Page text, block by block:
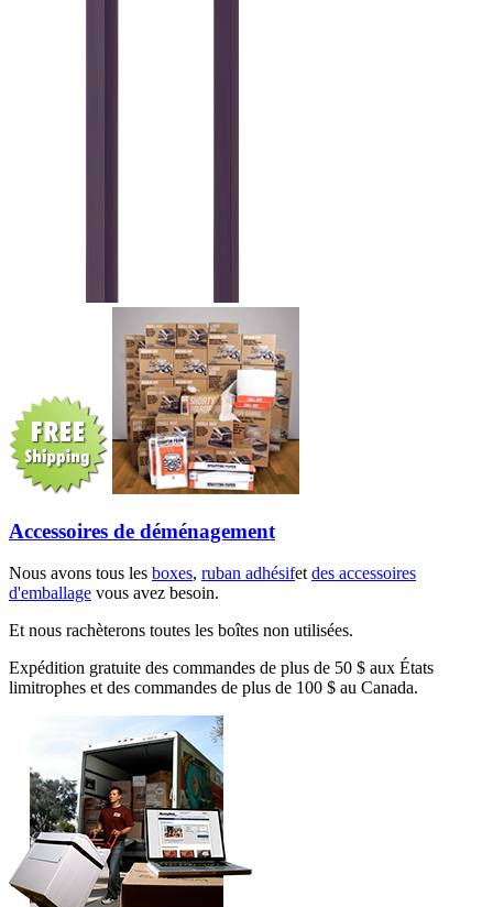
Accessoires de déménagement
Nous avons tous les boxes, ruban adhésifetdes accessoires
d'emballage vous avez besoin.
Et nous rachèterons toutes les boîtes non utilisées.
Expédition gratuite des commandes de plus de 50 $ aux États
limitrophes et des commandes de plus de 100 $ au Canada.